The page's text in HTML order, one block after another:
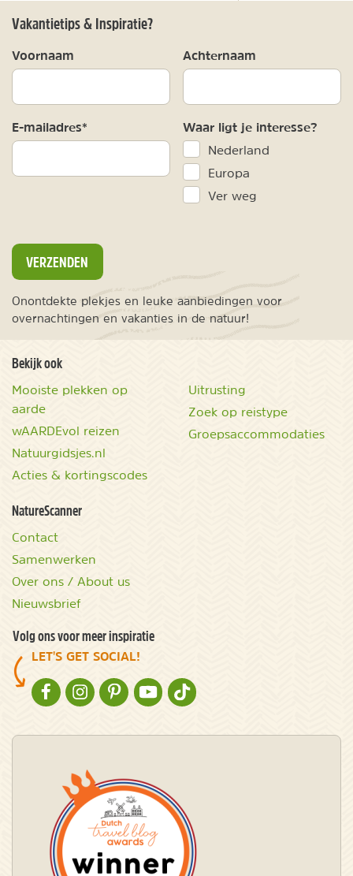
Vakantietips & Inspiratie?
Voornaam Achternaam
E-mailadres* Waar ligt je interesse?
Nederland
Europa
Ver weg
VERZENDEN
Onontdekte plekjes en leuke aanbiedingen voor
overnachtingen en vakanties in de natuur!
Bekijk ook
Mooiste plekken op
aarde
wAARDEvol reizen
Natuurgidsjes.nl
Acties & kortingscodes
Uitrusting
Zoek op reistype
Groepsaccommodaties
NatureScanner
Contact
Samenwerken
Over ons / About us
Nieuwsbrief
Volg ons voor meer inspiratie
LET'S GET SOCIAL!
NATURESCANNER OP FACEBOOK
NATURESCANNER OP INSTAGRAM
NATURESCANNER OP PINTEREST
NATURESCANNER OP YOUTUBE
NATURESCANNER OP TIKTOK